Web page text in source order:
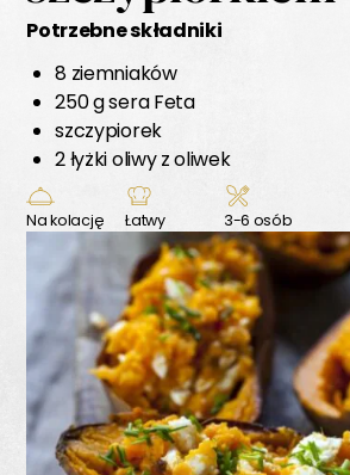
Potrzebne składniki
8 ziemniaków
250 g sera Feta
szczypiorek
2 łyżki oliwy z oliwek
Na kolację Łatwy 3-6 osób